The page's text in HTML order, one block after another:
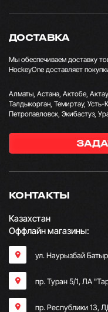
КОНТАКТЫ
Казахстан
Оффлайн магазины:
ул. Наурызбай
пр. Туран 5/1, ЛА
пр. Республики 13,
ДОСТАВКА
Мы обеспечиваем доставку
HockeyOne доставляет
Алматы, Астана, Актобе,
Талдыкорган, Темиртау,
Петропавловск, Экибастуз,